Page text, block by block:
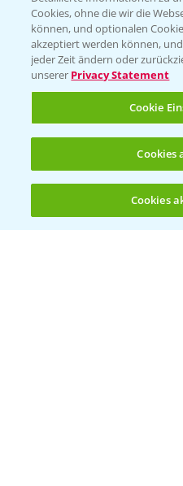
PAMIRA -
Sammelstellen und
PRE - Chemikalien
Sammelstellen und
Kontakt &
Cookies, ohne die wir die
können, und optionalen
akzeptiert werden können,
jeder Zeit ändern oder
unserer Privacy Statement
Cookie
Cookies
Cookies